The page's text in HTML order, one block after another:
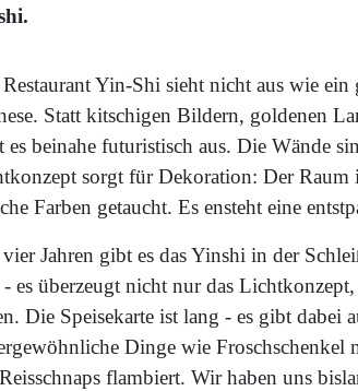
Restaurant Yin-Shi sieht nicht aus wie
Statt kitschigen Bildern, goldenen
es beinahe futuristisch aus. Die Wände
sorgt für Dekoration: Der
Farben getaucht. Es ensteht eine
Jahren gibt es das Yinshi in der
es überzeugt nicht nur das Lichtkonzept,
Die Speisekarte ist lang - es gibt dabei
Dinge wie Froschschenkel
flambiert. Wir haben uns